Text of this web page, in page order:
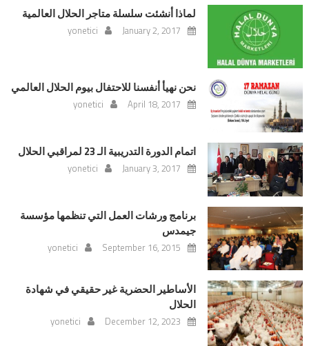
لماذا أنشئت سلسلة متاجر الحلال العالمية
January 2, 2017
yonetici
نحن نهيأ أنفسنا للاحتفال بيوم الحلال العالمي
April 18, 2017
yonetici
اتمام الدورة التدريبية الـ 23 لمراقبي الحلال
January 3, 2017
yonetici
برنامج ورشات العمل التي تنظمها مؤسسة
جيمدس
September 16, 2015
yonetici
الأساطير الحضرية غير حقيقي في شهادة
الحلال
December 12, 2023
yonetici